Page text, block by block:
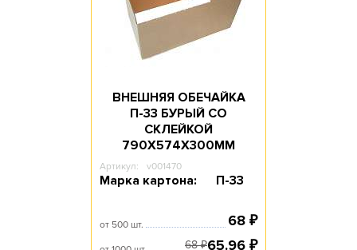
ВНЕШНЯЯ ОБЕЧАЙКА
П-33 БУРЫЙ СО
СКЛЕЙКОЙ
790Х574Х300ММ
Артикул: v001470
Марка картона: П-33
от 500 шт. 68 ₽
68₽65.96 ₽